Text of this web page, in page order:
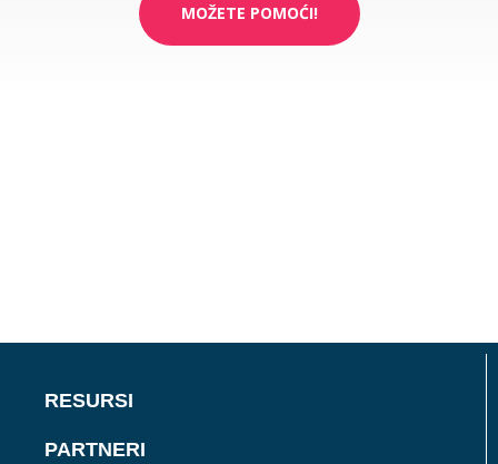
MOŽETE POMOĆI!
RESURSI
PARTNERI